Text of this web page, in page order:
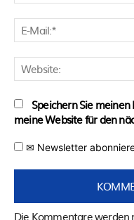
Speichern Sie
meine Website für den
✉ Newsletter
Die Kommentare werden